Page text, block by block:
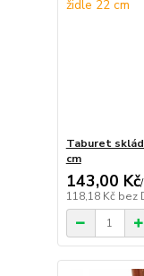
Taburet
cm
143,00 Kč/
118,18 Kč bez